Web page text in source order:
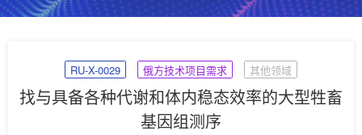
RU-X-0029 俄方技术项目需求 其他领域
找与具备各种代谢和体内稳态效率的大型牲畜
基因组测序